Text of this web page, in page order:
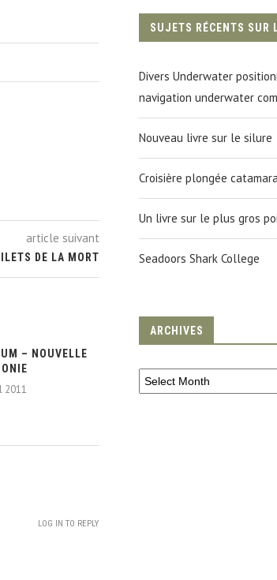
article suivant
DE LA MORT
– NOUVELLE
2011
POURQUOI ?
4 August 2010
LOG IN TO REPLY
SUJETS RÉCENTS SUR
Divers Underwater
navigation underwater
Nouveau livre sur le silure
Croisière plongée
Un livre sur le plus gros
Seadoors Shark College
ARCHIVES